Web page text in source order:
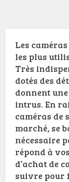
Les
les plus
Très
dotés des
donnent
intrus. En
caméras de
marché, se
nécessaire
répond à
d’achat de
suivre pour